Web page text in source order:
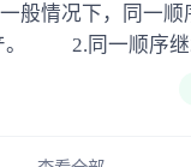
遗产